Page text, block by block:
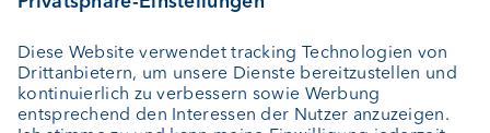
Vermögensplanung
Depotbank
Externer Vermögensverwalter
Private Label Fonds
Investment Consulting